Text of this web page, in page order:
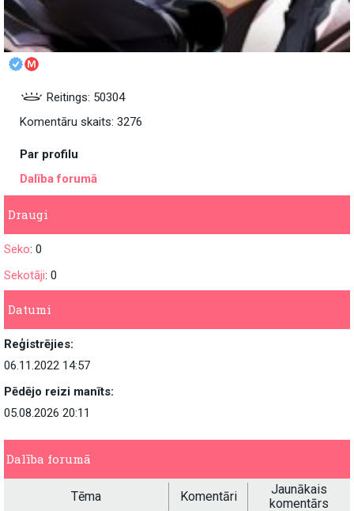
Reitings: 50304
Komentāru skaits: 3276
Par profilu
Dalība forumā
Draugi
Seko: 0
Sekotāji: 0
Datumi
Reģistrējies:
06.11.2022 14:57
Pēdējo reizi manīts:
05.08.2026 20:11
Dalība forumā
Tēma Komentāri
Jaunākais
komentārs